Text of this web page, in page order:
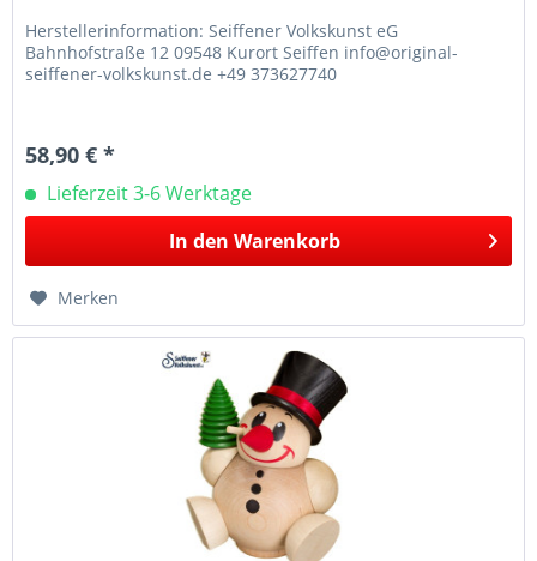
Herstellerinformation: Seiffener Volkskunst eG
Bahnhofstraße 12 09548 Kurort Seiffen info@original-
seiffener-volkskunst.de +49 373627740
58,90 € *
Lieferzeit 3-6 Werktage
In den Warenkorb
Merken